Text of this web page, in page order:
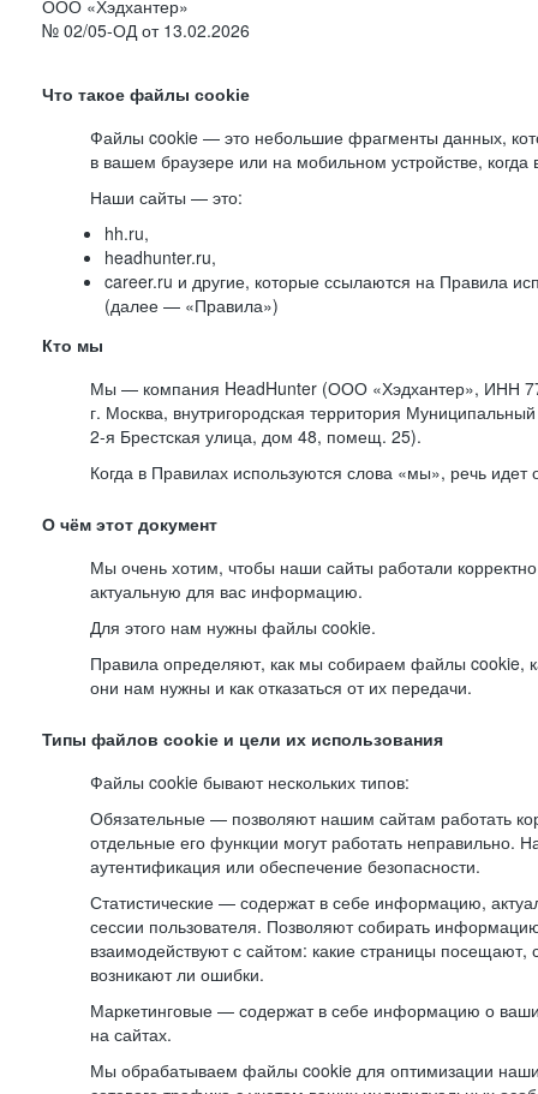
ООО «Хэдхантер»
№ 02/05-ОД от 13.02.2026
Что такое файлы cookie
Файлы cookie — это небольшие фрагменты данных,
в вашем браузере или на мобильном устройстве,
Наши сайты — это:
hh.ru,
headhunter.ru,
career.ru и другие, которые ссылаются на Правила
(далее — «Правила»)
Кто мы
Мы — компания HeadHunter (ООО «Хэдхантер», ИНН
г. Москва, внутригородская территория Муниципальный
2-я Брестская улица, дом 48, помещ. 25).
Когда в Правилах используются слова «мы», речь
О чём этот документ
Мы очень хотим, чтобы наши сайты работали
актуальную для вас информацию.
Для этого нам нужны файлы cookie.
Правила определяют, как мы собираем файлы cookie,
они нам нужны и как отказаться от их передачи.
Типы файлов cookie и цели их использования
Файлы cookie бывают нескольких типов:
Обязательные — позволяют нашим сайтам работать
отдельные его функции могут работать неправильно.
аутентификация или обеспечение безопасности.
Статистические — содержат в себе информацию,
сессии пользователя. Позволяют собирать
взаимодействуют с сайтом: какие страницы посещают,
возникают ли ошибки.
Маркетинговые — содержат в себе информацию о
на сайтах.
Мы обрабатываем файлы cookie для оптимизации